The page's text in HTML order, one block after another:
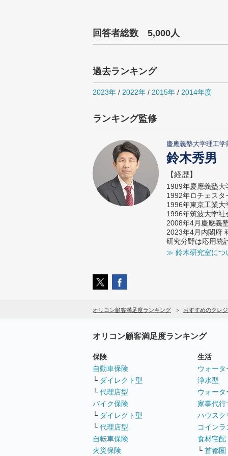
回答者総数 5,000人
過去ランキング
2023年 / 2022年 / 2015年 / 2014年度
ランキング監修
慶應義塾大学理工
鈴木秀男
【経歴】
1989年慶應義塾
1992年ロチェス
1996年東京工業
1996年筑波大学
2008年4月慶應義
2023年4月内閣府
研究分野は応用統
≫ 鈴木研究室につ
オリコン顧客満足度ランキング おすすめのクレ
オリコン顧客満足度ランキング
保険
自動車保険
└ ダイレクト型
└ 代理店型
バイク保険
└ ダイレクト型
└ 代理店型
自転車保険
火災保険
生活
ウォー
浄水型
ウォー
家事代行
ハウスク
コイン
食材宅配
└ 首都圏